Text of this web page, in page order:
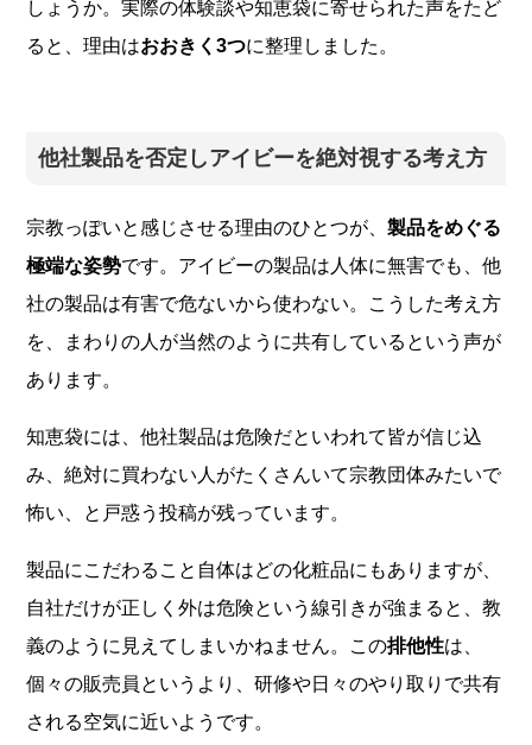
しょうか。実際の体験談や知恵袋に寄せられた声をたど
ると、理由はおおきく3つに整理しました。
他社製品を否定しアイビーを絶対視する考え方
宗教っぽいと感じさせる理由のひとつが、製品をめぐる
極端な姿勢です。アイビーの製品は人体に無害でも、他
社の製品は有害で危ないから使わない。こうした考え方
を、まわりの人が当然のように共有しているという声が
あります。
知恵袋には、他社製品は危険だといわれて皆が信じ込
み、絶対に買わない人がたくさんいて宗教団体みたいで
怖い、と戸惑う投稿が残っています。
製品にこだわること自体はどの化粧品にもありますが、
自社だけが正しく外は危険という線引きが強まると、教
義のように見えてしまいかねません。この排他性は、
個々の販売員というより、研修や日々のやり取りで共有
される空気に近いようです。